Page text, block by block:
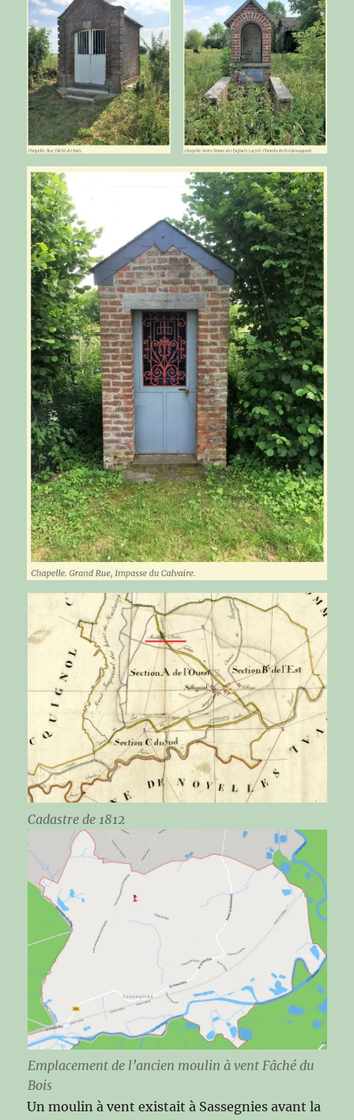
Cadastre de 1812
Emplacement de l’ancien moulin à vent Fâché du
Bois
Un moulin à vent existait à Sassegnies avant la